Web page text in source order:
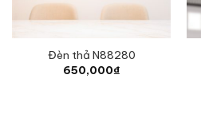
Đèn thả N88280
650,000₫